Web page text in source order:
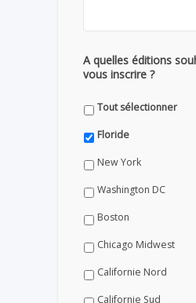
A quelles éditions
vous inscrire ?
Tout sélectionner
Floride
New York
Washington DC
Boston
Chicago Midwest
Californie Nord
Californie Sud